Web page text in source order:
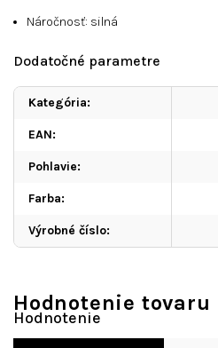
Náročnosť: silná
Dodatočné parametre
Kategória:
EAN:
Pohlavie:
Farba:
Výrobné číslo:
Hodnotenie tovaru